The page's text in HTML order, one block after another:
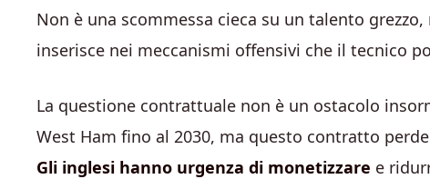
Non è una scommessa cieca su un talento
inserisce nei meccanismi offensivi che il tecnico
La questione contrattuale non è un ostacolo
West Ham fino al 2030, ma questo contratto
Gli inglesi hanno urgenza di monetizzare e